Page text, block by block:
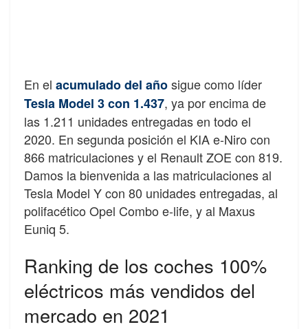
En el acumulado del añosigue como líder
Tesla Model 3 con 1.437, ya por encima de
las 1.211 unidades entregadas en todo el
2020. En segunda posición el KIA e-Niro con
866 matriculaciones y el Renault ZOE con 819.
Damos la bienvenida a las matriculaciones al
Tesla Model Y con 80 unidades entregadas, al
polifacético Opel Combo e-life, y al Maxus
Euniq 5.
Ranking de los coches 100%
eléctricos más vendidos del
mercado en 2021